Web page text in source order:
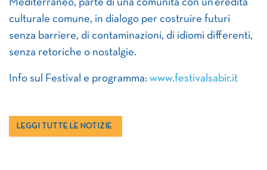
Mediterraneo, parte di una comunità con un’eredità
culturale comune, in dialogo per costruire futuri
senza barriere, di contaminazioni, di idiomi differenti,
senza retoriche o nostalgie.
Info sul Festival e programma: www.festivalsabir.it
LEGGI TUTTE LE NOTIZIE